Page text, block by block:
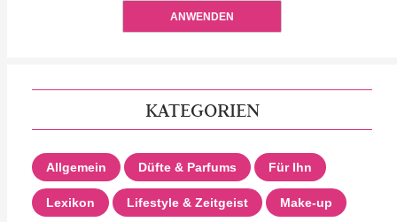
ANWENDEN
KATEGORIEN
Allgemein Düfte & Parfums Für Ihn
Lexikon Lifestyle & Zeitgeist Make-up